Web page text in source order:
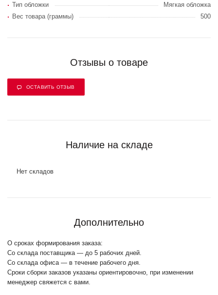
Тип обложки
Мягкая обложка
Вес товара (граммы)
500
Отзывы о товаре
ОСТАВИТЬ ОТЗЫВ
Наличие на складе
Нет складов
Дополнительно
О сроках формирования заказа:
Со склада поставщика — до 5 рабочих дней.
Со склада офиса — в течение рабочего дня.
Сроки сборки заказов указаны ориентировочно, при изменении
менеджер свяжется с вами.